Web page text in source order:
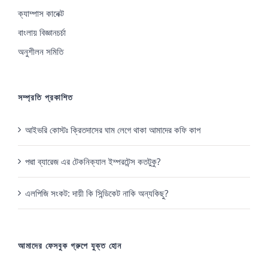
ক্যাম্পাস কানেক্ট
বাংলায় বিজ্ঞানচর্চা
অনুশীলন সমিতি
সম্প্রতি প্রকাশিত
আইভরি কোস্টঃ ক্রিতদাসের ঘাম লেগে থাকা আমাদের কফি কাপ
পদ্মা ব্যারেজ এর টেকনিক্যাল ইম্পরটেন্স কতটুকু?
এলপিজি সংকট: দায়ী কি সিন্ডিকেট নাকি অন্যকিছু?
আমাদের ফেসবুক গ্রুপে যুক্ত হোন